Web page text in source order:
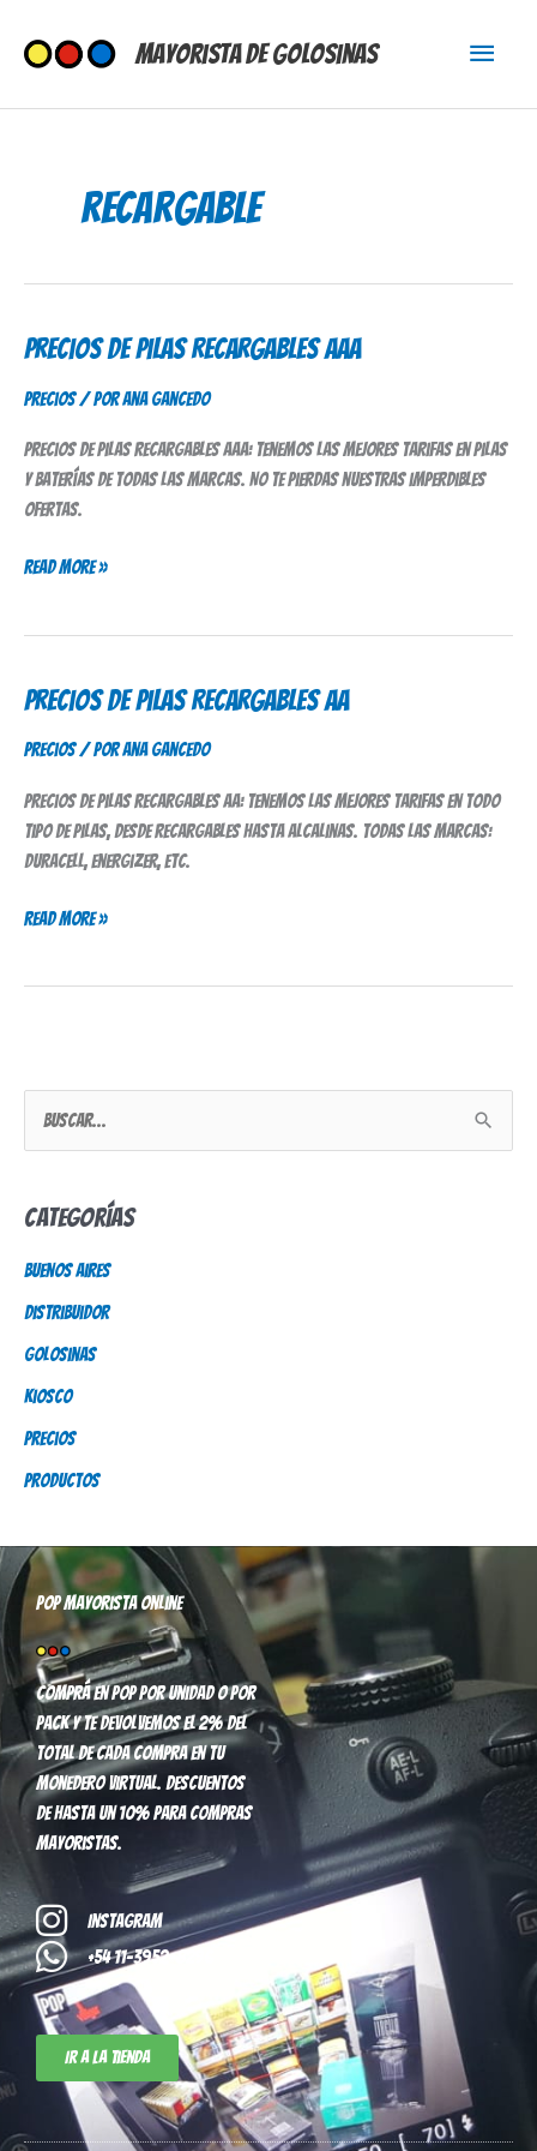
contenido
Mayorista de Golosinas
Menú
recargable
Precios de Pilas Recargables AAA
Precios/ PorAna Gancedo
Precios de pilas recargables AAA: tenemos las mejores tarifas en pilas
y baterías de todas las marcas. No te pierdas nuestras imperdibles
ofertas.
Precios
Pilas
Read More »
Precios de Pilas Recargables AA
Precios/ PorAna Gancedo
Precios de pilas recargables AA: tenemos las mejores tarifas en todo
tipo de pilas, desde recargables hasta alcalinas. Todas las marcas:
Duracell, Energizer, etc.
Precios
Pilas
Read More »
a
r
p
o
Categorías
Buenos Aires
Distribuidor
Golosinas
Kiosco
Precios
Productos
Pop mayorista online
Comprá en pop por unidad o por
pack y te devolvemos el 2% del
total de cada compra en tu
monedero virtual. Descuentos
de hasta un 10% para compras
mayoristas.
Instagram
+54 11-3952-8296
Ir a la tienda